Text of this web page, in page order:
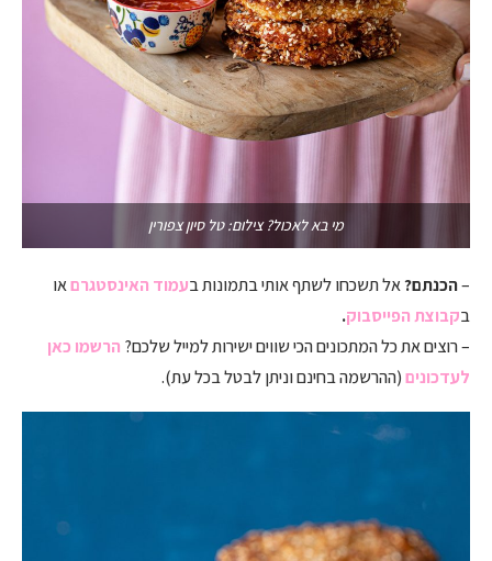
מי בא לאכול? צילום: טל סיון צפורין
–הכנתם?אל תשכחו לשתף אותי בתמונות בעמוד האינסטגרםאו
בקבוצת הפייסבוק.
– רוצים את כל המתכונים הכי שווים ישירות למייל שלכם? הרשמו כאן
לעדכונים(ההרשמה בחינם וניתן לבטל בכל עת).